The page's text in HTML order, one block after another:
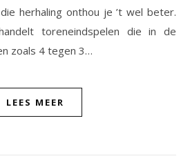
herhaling onthou je ’t wel beter.
toreneindspelen die in de
zoals 4 tegen 3…
LEES MEER